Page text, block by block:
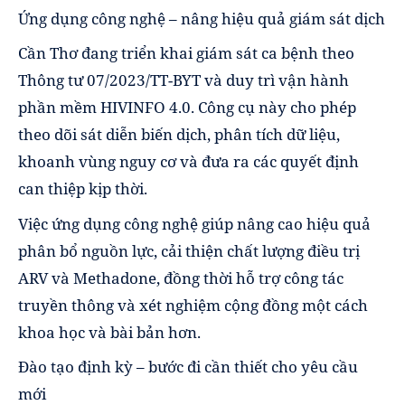
Ứng dụng công nghệ – nâng hiệu quả giám sát dịch
Cần Thơ đang triển khai giám sát ca bệnh theo
Thông tư 07/2023/TT-BYT và duy trì vận hành
phần mềm HIVINFO 4.0. Công cụ này cho phép
theo dõi sát diễn biến dịch, phân tích dữ liệu,
khoanh vùng nguy cơ và đưa ra các quyết định
can thiệp kịp thời.
Việc ứng dụng công nghệ giúp nâng cao hiệu quả
phân bổ nguồn lực, cải thiện chất lượng điều trị
ARV và Methadone, đồng thời hỗ trợ công tác
truyền thông và xét nghiệm cộng đồng một cách
khoa học và bài bản hơn.
Đào tạo định kỳ – bước đi cần thiết cho yêu cầu
mới